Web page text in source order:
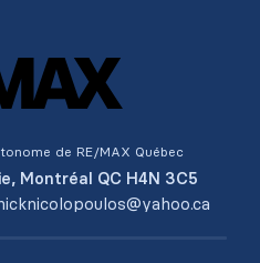
de RE/MAX Québec
Montréal QC H4N 3C5